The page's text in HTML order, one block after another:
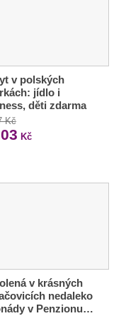
v polských
jídlo i
děti zdarma
Kč
Kč
v krásných
nedaleko
v Penzionu…